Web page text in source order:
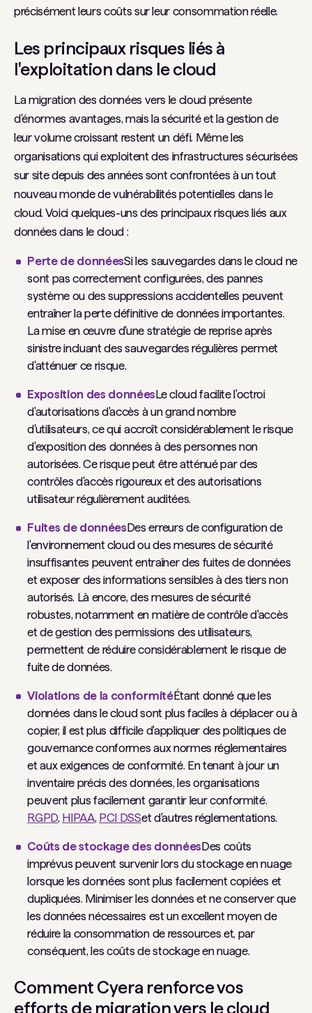
précisément leurs coûts sur leur consommation réelle.
Les principaux risques liés à
l'exploitation dans le cloud
La migration des données vers le cloud présente
d'énormes avantages, mais la sécurité et la gestion de
leur volume croissant restent un défi. Même les
organisations qui exploitent des infrastructures sécurisées
sur site depuis des années sont confrontées à un tout
nouveau monde de vulnérabilités potentielles dans le
cloud. Voici quelques-uns des principaux risques liés aux
données dans le cloud :
Perte de donnéesSi les sauvegardes dans le cloud ne
sont pas correctement configurées, des pannes
système ou des suppressions accidentelles peuvent
entraîner la perte définitive de données importantes.
La mise en œuvre d'une stratégie de reprise après
sinistre incluant des sauvegardes régulières permet
d'atténuer ce risque.
Exposition des donnéesLe cloud facilite l'octroi
d'autorisations d'accès à un grand nombre
d'utilisateurs, ce qui accroît considérablement le risque
d'exposition des données à des personnes non
autorisées. Ce risque peut être atténué par des
contrôles d'accès rigoureux et des autorisations
utilisateur régulièrement auditées.
Fuites de donnéesDes erreurs de configuration de
l'environnement cloud ou des mesures de sécurité
insuffisantes peuvent entraîner des fuites de données
et exposer des informations sensibles à des tiers non
autorisés. Là encore, des mesures de sécurité
robustes, notamment en matière de contrôle d'accès
et de gestion des permissions des utilisateurs,
permettent de réduire considérablement le risque de
fuite de données.
Violations de la conformitéÉtant donné que les
données dans le cloud sont plus faciles à déplacer ou à
copier, il est plus difficile d'appliquer des politiques de
gouvernance conformes aux normes réglementaires
et aux exigences de conformité. En tenant à jour un
inventaire précis des données, les organisations
peuvent plus facilement garantir leur conformité.
RGPD, HIPAA, PCI DSSet d'autres réglementations.
Coûts de stockage des donnéesDes coûts
imprévus peuvent survenir lors du stockage en nuage
lorsque les données sont plus facilement copiées et
dupliquées. Minimiser les données et ne conserver que
les données nécessaires est un excellent moyen de
réduire la consommation de ressources et, par
conséquent, les coûts de stockage en nuage.
Comment Cyera renforce vos
efforts de migration vers le cloud